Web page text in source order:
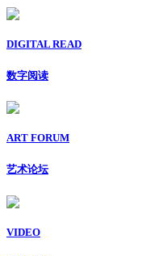
DIGITAL READ
数字阅读
ART FORUM
艺术论坛
VIDEO